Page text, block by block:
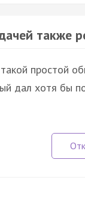
также
простой
дал хотя бы